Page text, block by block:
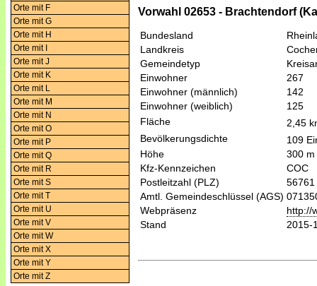
Orte mit F
Orte mit G
Orte mit H
Orte mit I
Orte mit J
Orte mit K
Orte mit L
Orte mit M
Orte mit N
Orte mit O
Orte mit P
Orte mit Q
Orte mit R
Orte mit S
Orte mit T
Orte mit U
Orte mit V
Orte mit W
Orte mit X
Orte mit Y
Orte mit Z
Vorwahl 02653 - Brachtendorf
Bundesland
Landkreis
Gemeindetyp
Einwohner
267
Einwohner (männlich)
142
Einwohner (weiblich)
125
Fläche
2,45
Bevölkerungsdichte
109
Höhe
300 m
Kfz-Kennzeichen
COC
Postleitzahl (PLZ)
56761
Amtl. Gemeindeschlüssel (AGS)
Webpräsenz
http://
Stand
2015-